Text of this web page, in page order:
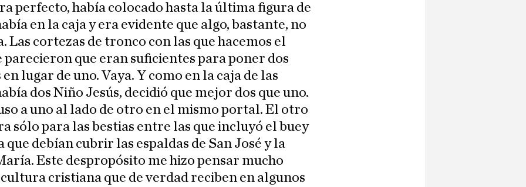
perfecto, había colocado hasta la última figura de
en la caja y era evidente que algo, bastante, no
Las cortezas de tronco con las que hacemos el
que eran suficientes para poner dos
lugar de uno. Vaya. Y como en la caja de las
dos Niño Jesús, decidió que mejor dos que uno.
a uno al lado de otro en el mismo portal. El otro
sólo para las bestias entre las que incluyó el buey
que debían cubrir las espaldas de San José y la
Este despropósito me hizo pensar mucho
cristiana que de verdad reciben en algunos